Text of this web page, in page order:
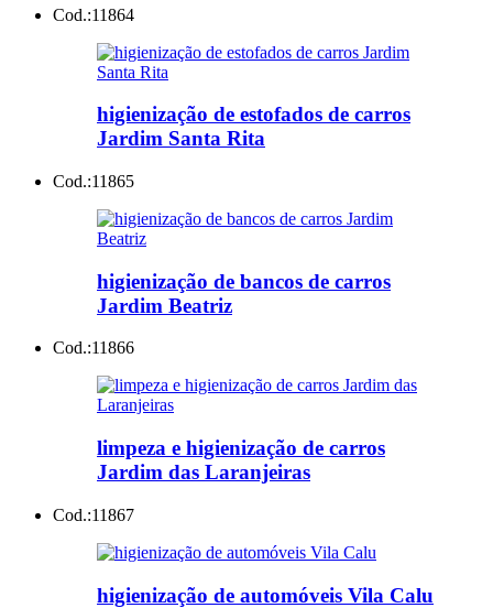
Cod.:11864
higienização de estofados de carros
Jardim Santa Rita
Cod.:11865
higienização de bancos de carros
Jardim Beatriz
Cod.:11866
limpeza e higienização de carros
Jardim das Laranjeiras
Cod.:11867
higienização de automóveis Vila Calu